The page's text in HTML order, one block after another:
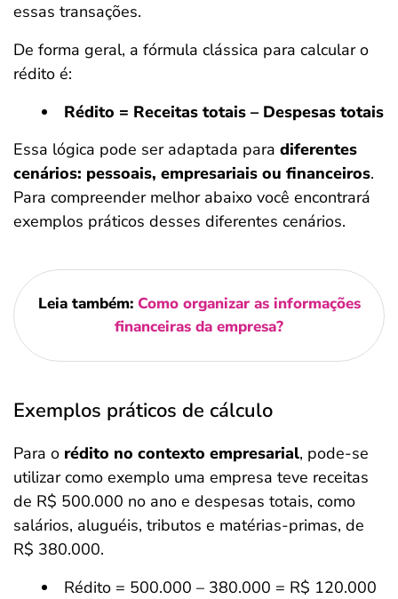
essas transações.
De forma geral, a fórmula clássica para calcular o
rédito é:
Rédito = Receitas totais – Despesas totais
Essa lógica pode ser adaptada para diferentes
cenários: pessoais, empresariais ou financeiros.
Para compreender melhor abaixo você encontrará
exemplos práticos desses diferentes cenários.
Leia também: Como organizar as informações
financeiras da empresa?
Exemplos práticos de cálculo
Para o rédito no contexto empresarial, pode-se
utilizar como exemplo uma empresa teve receitas
de R$ 500.000 no ano e despesas totais, como
salários, aluguéis, tributos e matérias-primas, de
R$ 380.000.
Rédito = 500.000 – 380.000 = R$ 120.000